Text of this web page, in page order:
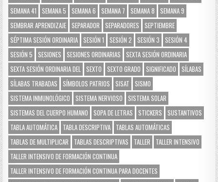
SEMANA 41
SEMANA 5 SEMANA 6 SEMANA 7 SEMANA 8
SEMANA 9
SEMBRAR APRENDIZAJE SEPARADOR SEPARADORES
SEPTIEMBRE
SÉPTIMA SESIÓN ORDINARIA SESIÓN 1 SESIÓN 2 SESIÓN 3
SESIÓN 4
SESIÓN 5
SESIONES SESIONES ORDINARIAS
SEXTA SESIÓN ORDINARIA
SEXTA SESIÓN ORDINARIA DEL SEXTO SEXTO GRADO SIGNIFICADO
SÍLABAS
SÍLABAS TRABADAS
SÍMBOLOS PATRIOS SISAT
SISMO
SISTEMA INMUNOLÓGICO
SISTEMA NERVIOSO
SISTEMA SOLAR
SISTEMAS DEL CUERPO HUMANO
SOPA DE LETRAS STICKERS
SUSTANTIVOS
TABLA AUTOMÁTICA TABLA DESCRIPTIVA TABLAS AUTOMÁTICAS
TABLAS DE MULTIPLICAR
TABLAS DESCRIPTIVAS TALLER
TALLER INTENSIVO
TALLER INTENSIVO DE FORMACIÓN CONTINUA
TALLER INTENSIVO DE FORMACIÓN CONTINUA PARA DOCENTES